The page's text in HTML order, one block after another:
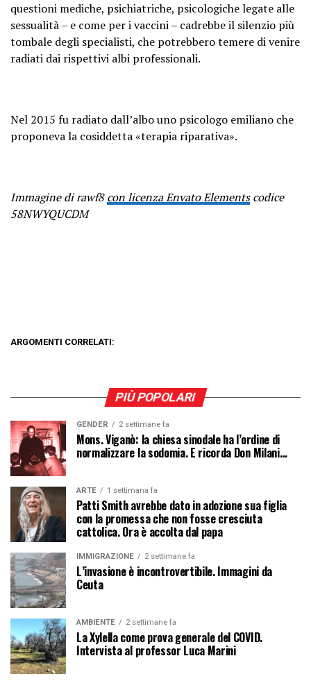
questioni mediche, psichiatriche, psicologiche legate alle
sessualità – e come per i vaccini – cadrebbe il silenzio più
tombale degli specialisti, che potrebbero temere di venire
radiati dai rispettivi albi professionali.
Nel 2015 fu radiato dall’albo uno psicologo emiliano che
proponeva la cosiddetta «terapia riparativa».
Immagine di rawf8con licenza Envato Elementscodice
58NWYQUCDM
ARGOMENTI CORRELATI:
PIÙ POPOLARI
GENDER 2 settimane fa
Mons. Viganò: la chiesa sinodale ha l’ordine di
normalizzare la sodomia. E ricorda Don Milani…
ARTE 1 settimana fa
Patti Smith avrebbe dato in adozione sua figlia
con la promessa che non fosse cresciuta
cattolica. Ora è accolta dal papa
IMMIGRAZIONE 2 settimane fa
L’invasione è incontrovertibile. Immagini da
Ceuta
AMBIENTE 2 settimane fa
La Xylella come prova generale del COVID.
Intervista al professor Luca Marini